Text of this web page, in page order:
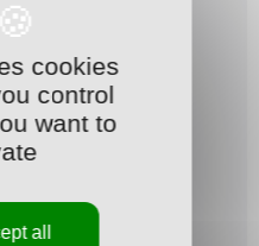
cookies
control
want to
all